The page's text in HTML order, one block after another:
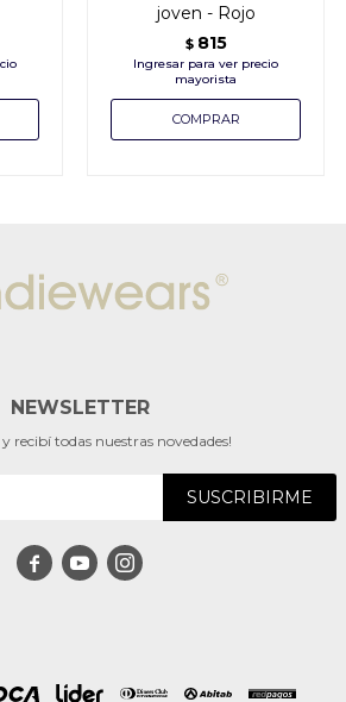
joven - Rojo
$ 815
NEWSLETTER
y recibí todas nuestras novedades!
SUSCRIBIRME
  